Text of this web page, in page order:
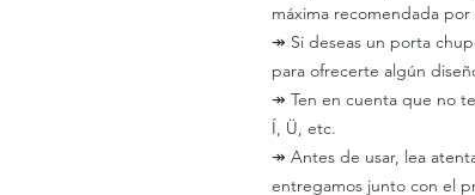
máxima recomendada
↠ Si deseas un porta
para ofrecerte algún
↠ Ten en cuenta que no
Í, Ü, etc.
↠ Antes de usar, lea
entregamos junto con el